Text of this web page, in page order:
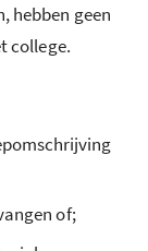
hebben geen
college.
of;